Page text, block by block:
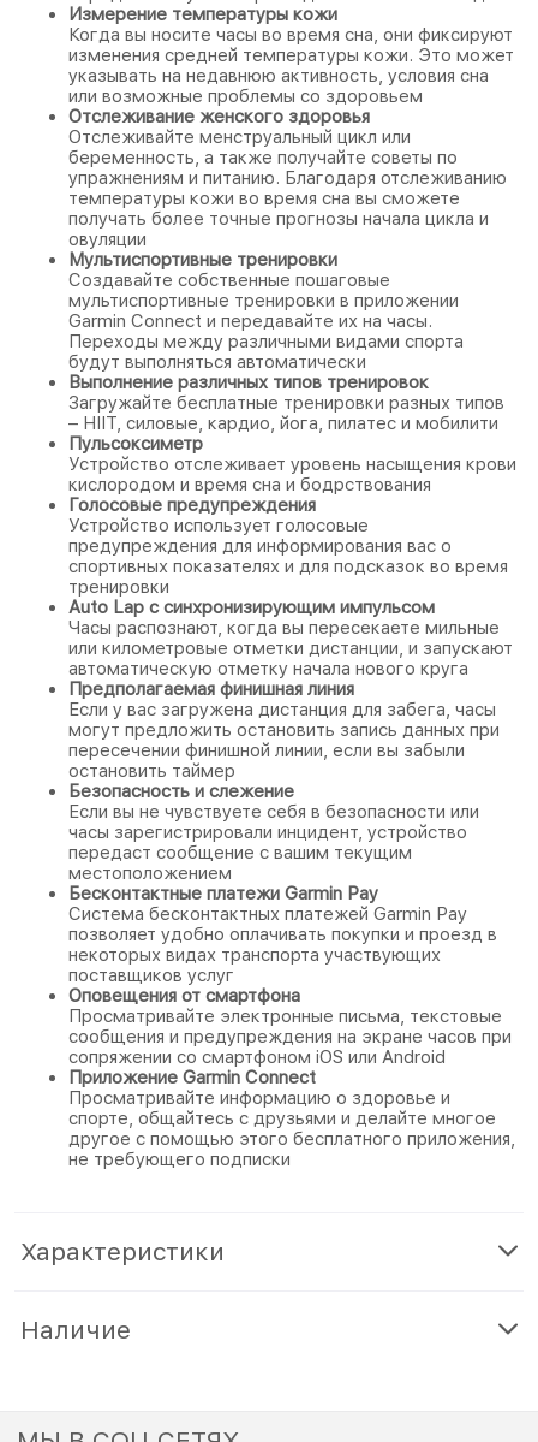
Измерение температуры кожи
Когда вы носите часы во время сна, они фиксируют
изменения средней температуры кожи. Это может
указывать на недавнюю активность, условия сна
или возможные проблемы со здоровьем
Отслеживание женского здоровья
Отслеживайте менструальный цикл или
беременность, а также получайте советы по
упражнениям и питанию. Благодаря отслеживанию
температуры кожи во время сна вы сможете
получать более точные прогнозы начала цикла и
овуляции
Мультиспортивные тренировки
Создавайте собственные пошаговые
мультиспортивные тренировки в приложении
Garmin Connect и передавайте их на часы.
Переходы между различными видами спорта
будут выполняться автоматически
Выполнение различных типов тренировок
Загружайте бесплатные тренировки разных типов
– HIIT, силовые, кардио, йога, пилатес и мобилити
Пульсоксиметр
Устройство отслеживает уровень насыщения крови
кислородом и время сна и бодрствования
Голосовые предупреждения
Устройство использует голосовые
предупреждения для информирования вас о
спортивных показателях и для подсказок во время
тренировки
Auto Lap с синхронизирующим импульсом
Часы распознают, когда вы пересекаете мильные
или километровые отметки дистанции, и запускают
автоматическую отметку начала нового круга
Предполагаемая финишная линия
Если у вас загружена дистанция для забега, часы
могут предложить остановить запись данных при
пересечении финишной линии, если вы забыли
остановить таймер
Безопасность и слежение
Если вы не чувствуете себя в безопасности или
часы зарегистрировали инцидент, устройство
передаст сообщение с вашим текущим
местоположением
Бесконтактные платежи Garmin Pay
Система бесконтактных платежей Garmin Pay
позволяет удобно оплачивать покупки и проезд в
некоторых видах транспорта участвующих
поставщиков услуг
Оповещения от смартфона
Просматривайте электронные письма, текстовые
сообщения и предупреждения на экране часов при
сопряжении со смартфоном iOS или Android
Приложение Garmin Connect
Просматривайте информацию о здоровье и
спорте, общайтесь с друзьями и делайте многое
другое с помощью этого бесплатного приложения,
не требующего подписки
Характеристики
Наличие